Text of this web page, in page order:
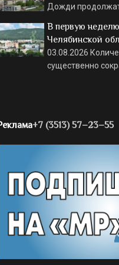
Дожди
В первую
Челябинской
03.08.2026
существенно
+7 (3513) 57–23–55